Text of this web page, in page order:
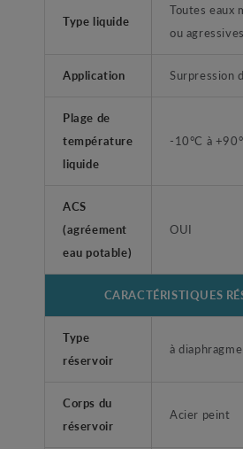
Type liquide
Toutes eaux
ou agressives
Application Surpression
Plage de
température
liquide
-10°C à
ACS
(agréement
eau potable)
OUI
CARACTÉRISTIQUES
Type
réservoir
à diaphragme
Corps du
réservoir
Acier peint